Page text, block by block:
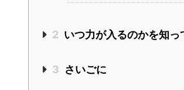
2 いつ力が入るのかを知っ
3 さいごに